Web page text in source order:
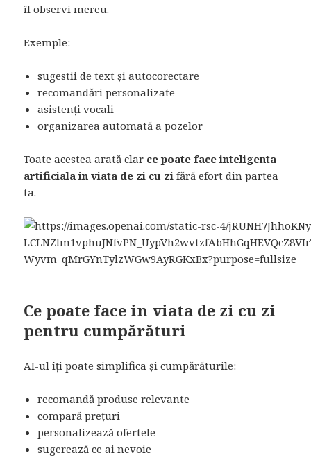
îl observi mereu.
Exemple:
sugestii de text și autocorectare
recomandări personalizate
asistenți vocali
organizarea automată a pozelor
Toate acestea arată clar ce poate face inteligenta
artificiala in viata de zi cu zi fără efort din partea
ta.
Ce poate face in viata de zi cu zi
pentru cumpărături
AI-ul îți poate simplifica și cumpărăturile:
recomandă produse relevante
compară prețuri
personalizează ofertele
sugerează ce ai nevoie